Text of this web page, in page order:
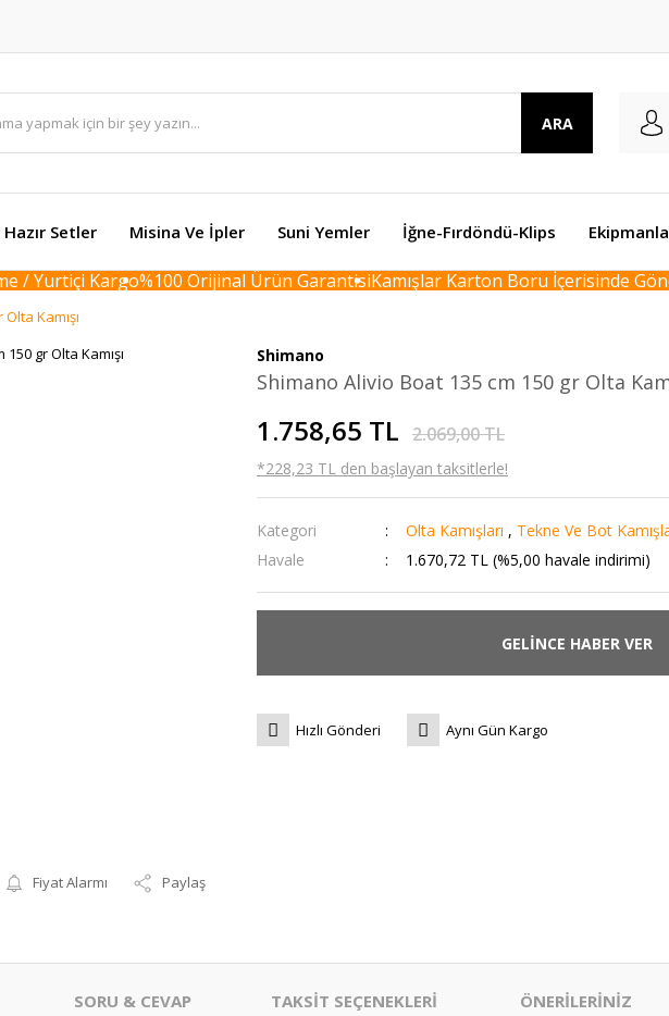
ARA
Hazır Setler Misina Ve İpler Suni Yemler İğne-Fırdöndü-Klips
Yurtiçi Kargo%100 Orijinal Ürün GarantisiKamışlar Karton Boru İçerisinde
Kamışı
Fiyat Alarmı Paylaş
Shimano
Shimano Alivio Boat 135 cm 150 gr Olta
1.758,65 TL 2.069,00 TL
*228,23 TL den başlayan taksitlerle!
Kategori Olta Kamışları , Tekne Ve Bot
Havale
1.670,72 TL (%5,00 havale indirimi)
GELİNCE HABER VER
Hızlı Gönderi Aynı Gün Kargo
SORU & CEVAP TAKSİT SEÇENEKLERİ ÖNERİLERİNİZ